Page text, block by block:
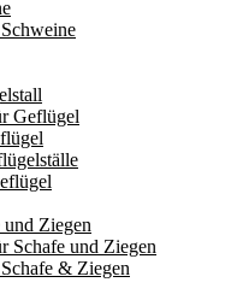
Geflügel
Ziegen
Schafe und Ziegen
& Ziegen